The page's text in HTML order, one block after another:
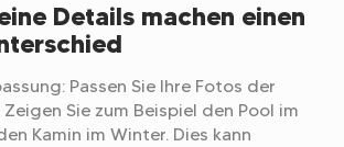
Details machen einen
Passen Sie Ihre Fotos der
Sie zum Beispiel den Pool im
Kamin im Winter. Dies kann